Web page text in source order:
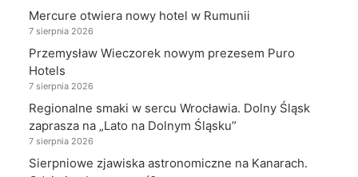
Mercure otwiera nowy hotel w Rumunii
7 sierpnia 2026
Przemysław Wieczorek nowym prezesem Puro
Hotels
7 sierpnia 2026
Regionalne smaki w sercu Wrocławia. Dolny Śląsk
zaprasza na „Lato na Dolnym Śląsku”
7 sierpnia 2026
Sierpniowe zjawiska astronomiczne na Kanarach.